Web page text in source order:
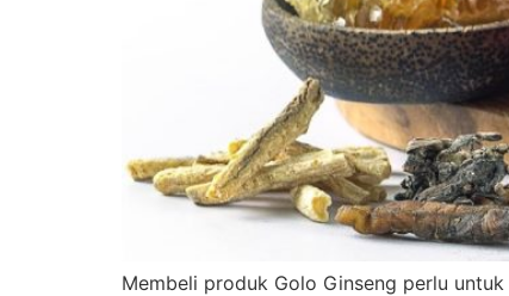
Membeli produk Golo Ginseng perlu